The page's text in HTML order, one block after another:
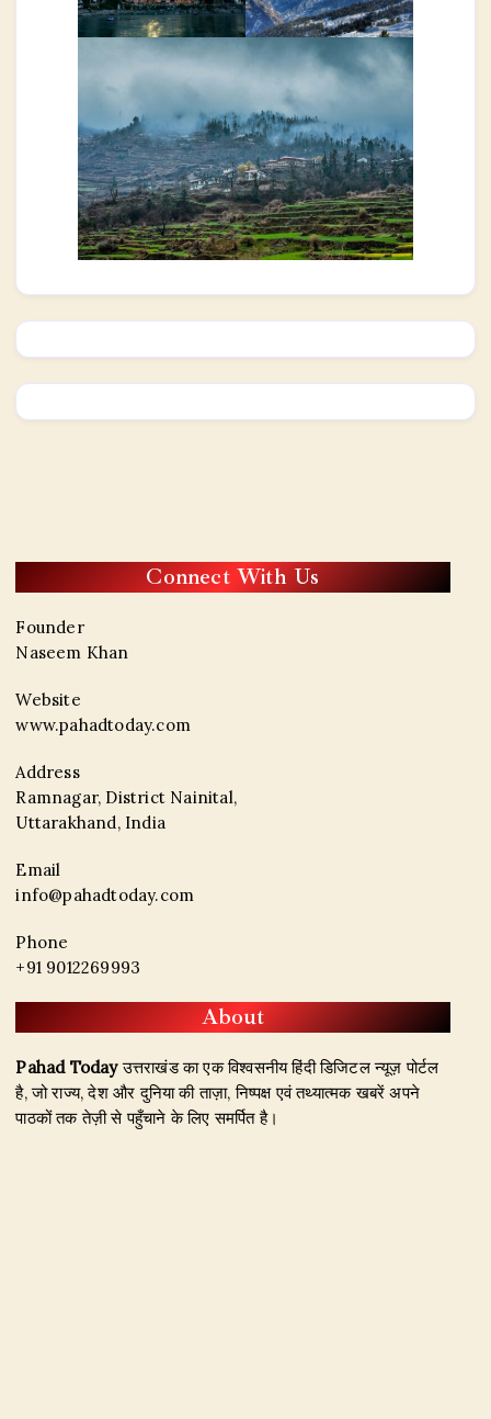
Connect With Us
Founder
Naseem Khan
Website
www.pahadtoday.com
Address
Ramnagar, District Nainital,
Uttarakhand, India
Email
info@pahadtoday.com
Phone
+91 9012269993
About
Pahad Todayउत्तराखंड का एक विश्वसनीय हिंदी डिजिटल न्यूज़ पोर्टल
है, जो राज्य, देश और दुनिया की ताज़ा, निष्पक्ष एवं तथ्यात्मक खबरें अपने
पाठकों तक तेज़ी से पहुँचाने के लिए समर्पित है।